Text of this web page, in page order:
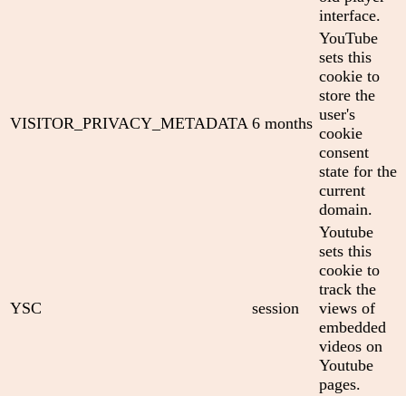
interface.
VISITOR_PRIVACY_METADATA 6 months
YouTube
sets this
cookie to
store the
user's
cookie
consent
state for the
current
domain.
YSC session
Youtube
sets this
cookie to
track the
views of
embedded
videos on
Youtube
pages.